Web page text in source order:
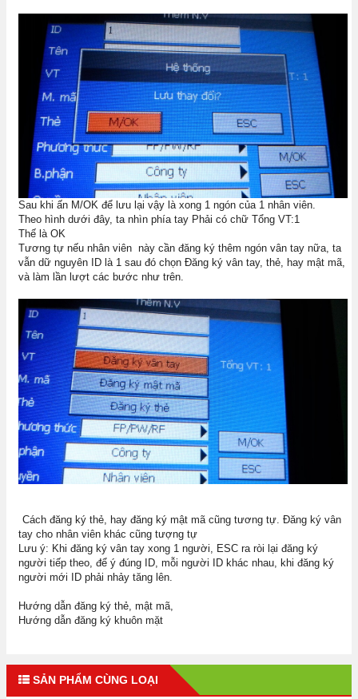
Sau khi ấn M/OK để lưu lại vậy là xong 1 ngón của 1 nhân viên.
Theo hình dưới đây, ta nhìn phía tay Phải có chữ Tổng VT:1
Thế là OK
Tương tự nếu nhân viên này cần đăng ký thêm ngón vân tay nữa, ta
vẫn dữ nguyên ID là 1 sau đó chọn Đăng ký vân tay, thẻ, hay mật mã,
và làm lần lượt các bước như trên.
Cách đăng ký thẻ, hay đăng ký mật mã cũng tương tự. Đăng ký vân
tay cho nhân viên khác cũng tượng tự
Lưu ý: Khi đăng ký vân tay xong 1 người, ESC ra ròi lại đăng ký
người tiếp theo, để ý đúng ID, mỗi người ID khác nhau, khi đăng ký
người mới ID phải nhảy tăng lên.
Hướng dẫn đăng ký thẻ, mật mã,
Hướng dẫn đăng ký khuôn mặt
SẢN PHẨM CÙNG LOẠI